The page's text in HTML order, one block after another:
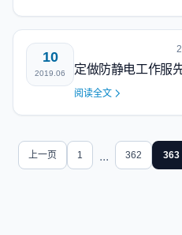
10
2019.06 定做防静电工作服
阅读全文
上一页 1 ... 362 363